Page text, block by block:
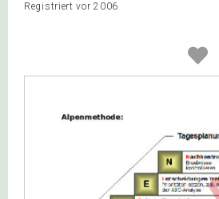
Registriert vor 2006